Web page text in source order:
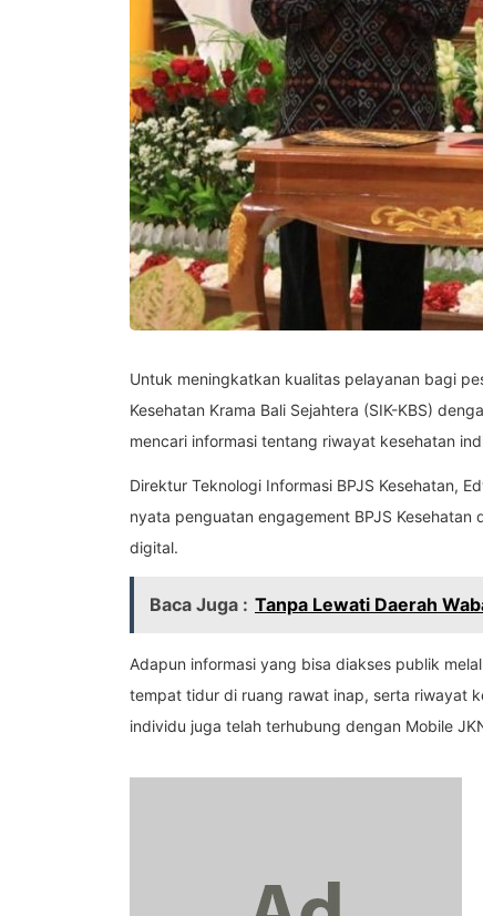
Untuk meningkatkan kualitas pelayanan bagi
Kesehatan Krama Bali Sejahtera (SIK-KBS)
mencari informasi tentang riwayat kesehatan
Direktur Teknologi Informasi BPJS Kesehatan,
nyata penguatan engagement BPJS
digital.
Baca Juga : Tanpa Lewati Daerah
Adapun informasi yang bisa diakses publik
tempat tidur di ruang rawat inap, serta riwayat
individu juga telah terhubung dengan Mobile